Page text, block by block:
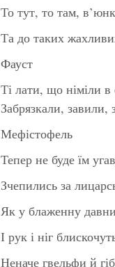
То тут, то там,
Та до таких
Фауст
Ті лати, що німіли в
Забрязкали, завили,
Мефістофель
Тепер не буде їм
Зчепились за
Як у блаженну
І рук і ніг
Неначе гвельфи й